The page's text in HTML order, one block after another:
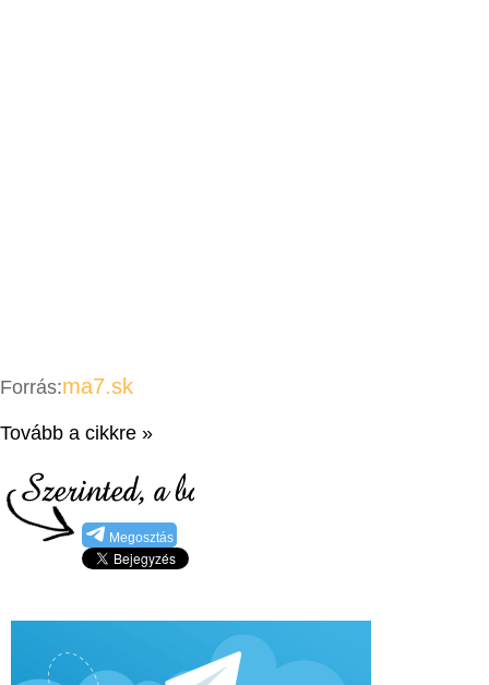
Forrás:ma7.sk
Tovább a cikkre »
Megosztás